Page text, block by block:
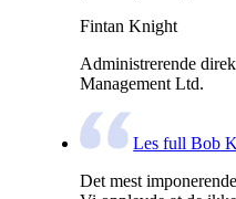
Fintan Knight
Administrerende
Management Ltd.
Les full Bob
Det mest